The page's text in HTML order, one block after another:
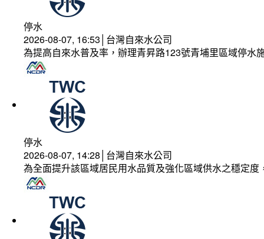
停水
2026-08-07, 16:53│台灣自來水公司
為提高自來水普及率，辦理青昇路123號青埔里區域停水
停水
2026-08-07, 14:28│台灣自來水公司
為全面提升該區域居民用水品質及強化區域供水之穩定